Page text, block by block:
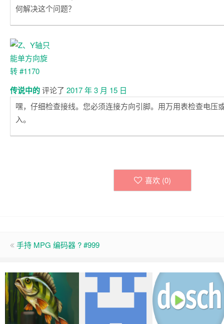
何解决这个问题？
传说中的评论了 2017 年 3 月 15 日
嘿，仔细检查接线。您必须连接方向引脚。用万用表检查电压
入。
喜欢 (0)
手持 MPG 编码器 ? #999